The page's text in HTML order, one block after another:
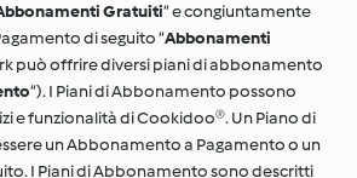
Gratuiti“ e congiuntamente
di seguito “Abbonamenti
può offrire diversi piani di abbonamento
“). I Piani di Abbonamento possono
e funzionalità di Cookidoo®. Un Piano di
un Abbonamento a Pagamento o un
I Piani di Abbonamento sono descritti